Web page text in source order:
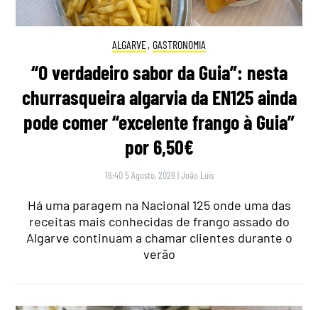
ALGARVE, GASTRONOMIA
“O verdadeiro sabor da Guia”: nesta
churrasqueira algarvia da EN125 ainda
pode comer “excelente frango à Guia”
por 6,50€
16:40 5 Agosto, 2026 |João Luís
Há uma paragem na Nacional 125 onde uma das
receitas mais conhecidas de frango assado do
Algarve continuam a chamar clientes durante o
verão